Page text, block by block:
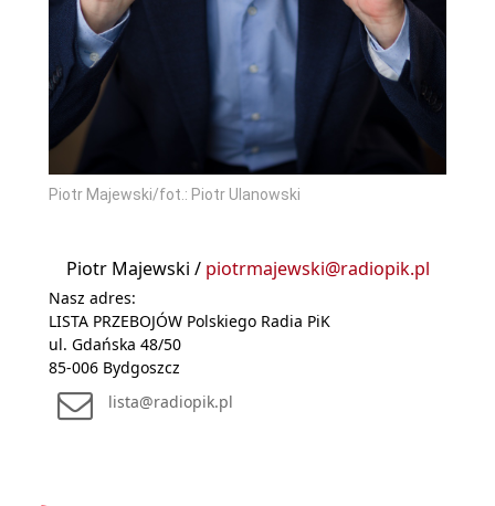
Piotr Majewski/fot.: Piotr Ulanowski
Piotr Majewski / piotrmajewski@radiopik.pl
Nasz adres:
LISTA PRZEBOJÓW Polskiego Radia PiK
ul. Gdańska 48/50
85-006 Bydgoszcz
lista@radiopik.pl